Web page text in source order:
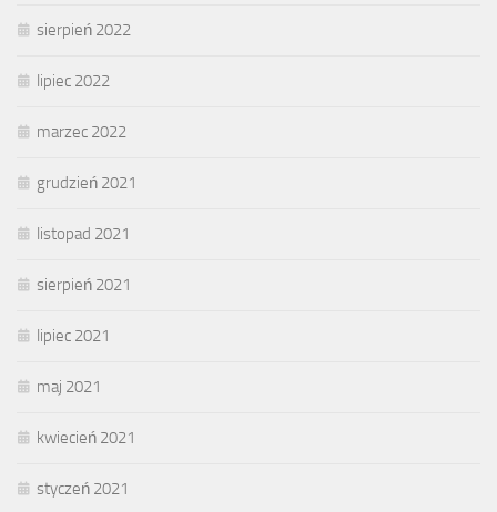
sierpień 2022
lipiec 2022
marzec 2022
grudzień 2021
listopad 2021
sierpień 2021
lipiec 2021
maj 2021
kwiecień 2021
styczeń 2021